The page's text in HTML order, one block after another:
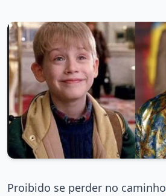
Proibido se perder no caminho